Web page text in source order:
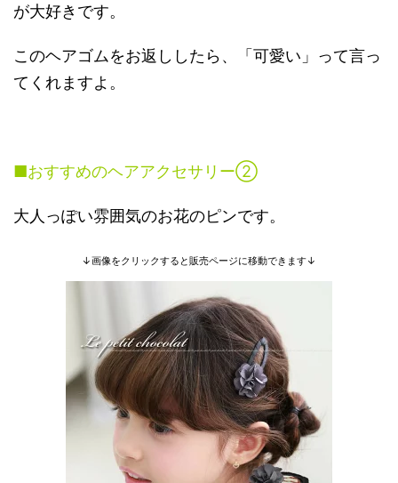
が大好きです。
このヘアゴムをお返ししたら、「可愛い」って言っ
てくれますよ。
■おすすめのヘアアクセサリー②
大人っぽい雰囲気のお花のピンです。
↓画像をクリックすると販売ページに移動できます↓